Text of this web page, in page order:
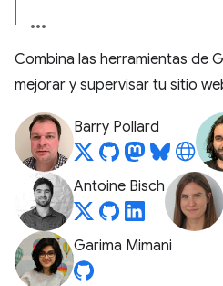
Combina las herramientas de
mejorar y supervisar tu sitio
Barry Pollard
Antoine Bisch
Garima Mimani